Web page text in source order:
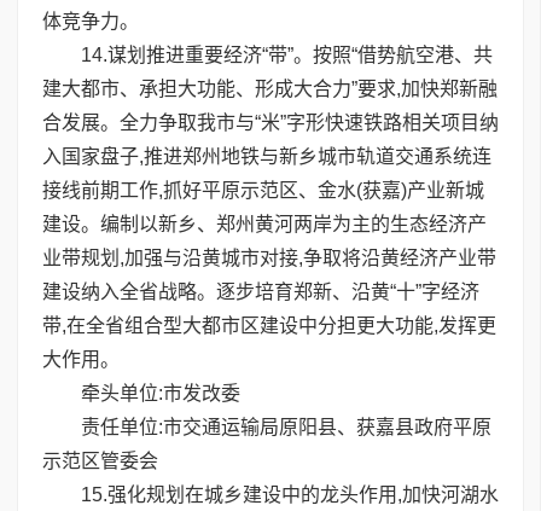
体竞争力。
14.谋划推进重要经济“带”。按照“借势航空港、共
建大都市、承担大功能、形成大合力”要求,加快郑新融
合发展。全力争取我市与“米”字形快速铁路相关项目纳
入国家盘子,推进郑州地铁与新乡城市轨道交通系统连
接线前期工作,抓好平原示范区、金水(获嘉)产业新城
建设。编制以新乡、郑州黄河两岸为主的生态经济产
业带规划,加强与沿黄城市对接,争取将沿黄经济产业带
建设纳入全省战略。逐步培育郑新、沿黄“十”字经济
带,在全省组合型大都市区建设中分担更大功能,发挥更
大作用。
牵头单位:市发改委
责任单位:市交通运输局原阳县、获嘉县政府平原
示范区管委会
15.强化规划在城乡建设中的龙头作用,加快河湖水